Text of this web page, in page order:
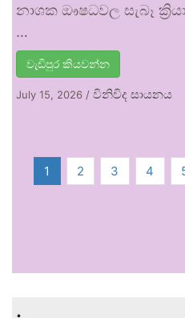
නාශක ඖෂධවල සැබෑ
…
වැඩිපුර කියවන්න
July 15, 2026 / විනිවිද සායනය
1 2 3 4
.